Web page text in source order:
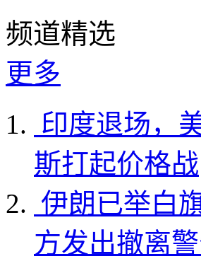
频道精选
更多
印度退场，
斯打起价格战
伊朗已举白
方发出撤离